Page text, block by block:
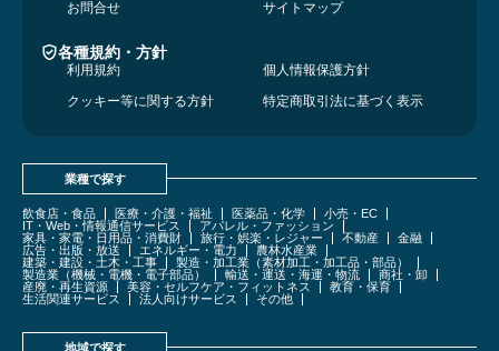
お問合せ
サイトマップ
各種規約・方針
利用規約
個人情報保護方針
クッキー等に関する方針
特定商取引法に基づく表示
業種で探す
飲食店・食品 医療・介護・福祉 医薬品・化学
小売・EC
IT・Web・情報通信サービス
アパレル・ファッション
家具・家電・日用品・消費財
旅行・娯楽・レジャー 不動産
金融
広告・出版・放送
エネルギー・電力
農林水産業
建築・建設・土木・工事
製造・加工業（素材加工・加工品・部品）
製造業（機械・電機・電子部品）
輸送・運送・海運・物流
商社・卸
産廃・再生資源
美容・セルフケア・フィットネス
教育・保育
生活関連サービス
法人向けサービス その他
地域で探す